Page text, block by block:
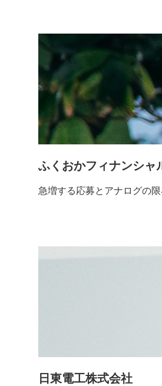
ふくおかフィナンシャ
急増する応募とアナログの
日東電工株式会社